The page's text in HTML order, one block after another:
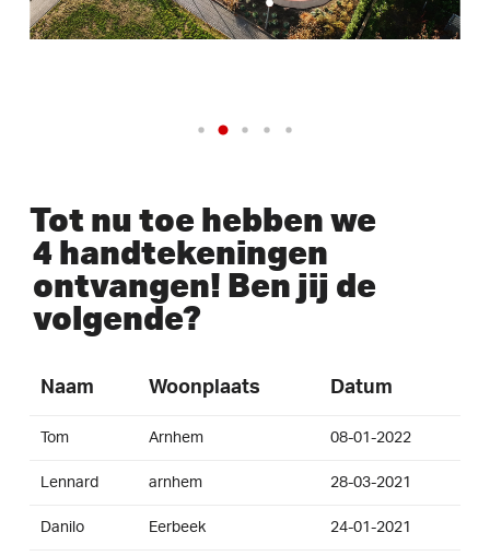
Tot nu toe hebben we
4 handtekeningen
ontvangen! Ben jij de
volgende?
Naam Woonplaats Datum
Tom Arnhem 08-01-2022
Lennard arnhem 28-03-2021
Danilo Eerbeek 24-01-2021